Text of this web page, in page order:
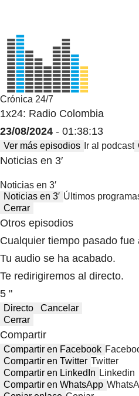
Crónica 24/7
1x24: Radio Colombia
23/08/2024 - 01:38:13
Ver más episodios Ir al podcast
Noticias en 3′
Noticias en 3′
Noticias en 3′ Últimos
Cerrar
Otros episodios
Cualquier tiempo pasado fue
Tu audio se ha acabado.
Te redirigiremos al directo.
5 "
Directo
Cancelar
Cerrar
Compartir
Compartir en Facebook
Compartir en Twitter Twitter
Compartir en LinkedIn Linkedin
Compartir en WhatsApp